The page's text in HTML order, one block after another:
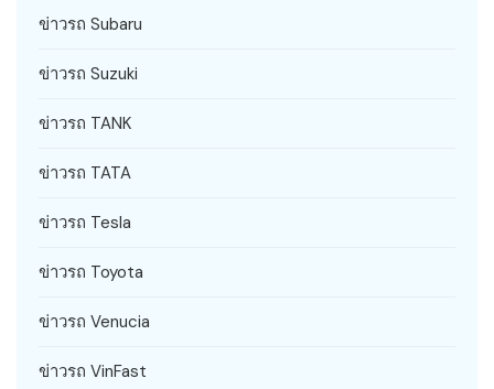
ข่าวรถ Subaru
ข่าวรถ Suzuki
ข่าวรถ TANK
ข่าวรถ TATA
ข่าวรถ Tesla
ข่าวรถ Toyota
ข่าวรถ Venucia
ข่าวรถ VinFast